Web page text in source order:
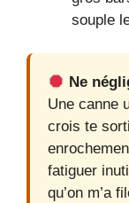
souple
Ne
Une canne
crois te
fatiguer
qu’on m’a